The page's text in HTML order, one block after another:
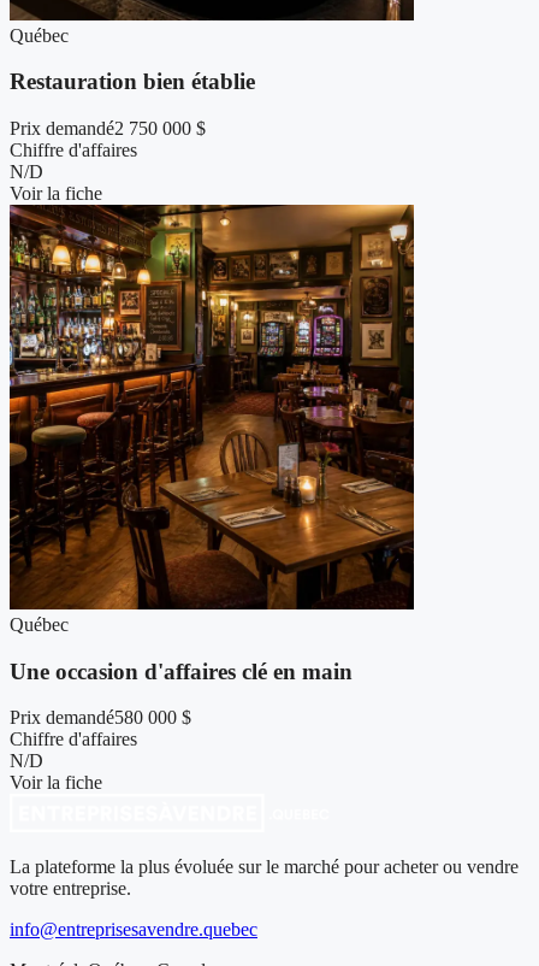
Québec
Restauration bien établie
Prix demandé2 750 000 $
Chiffre d'affaires
N/D
Voir la fiche
Québec
Une occasion d'affaires clé en main
Prix demandé580 000 $
Chiffre d'affaires
N/D
Voir la fiche
La plateforme la plus évoluée sur le marché pour acheter ou vendre
votre entreprise.
info@entreprisesavendre.quebec